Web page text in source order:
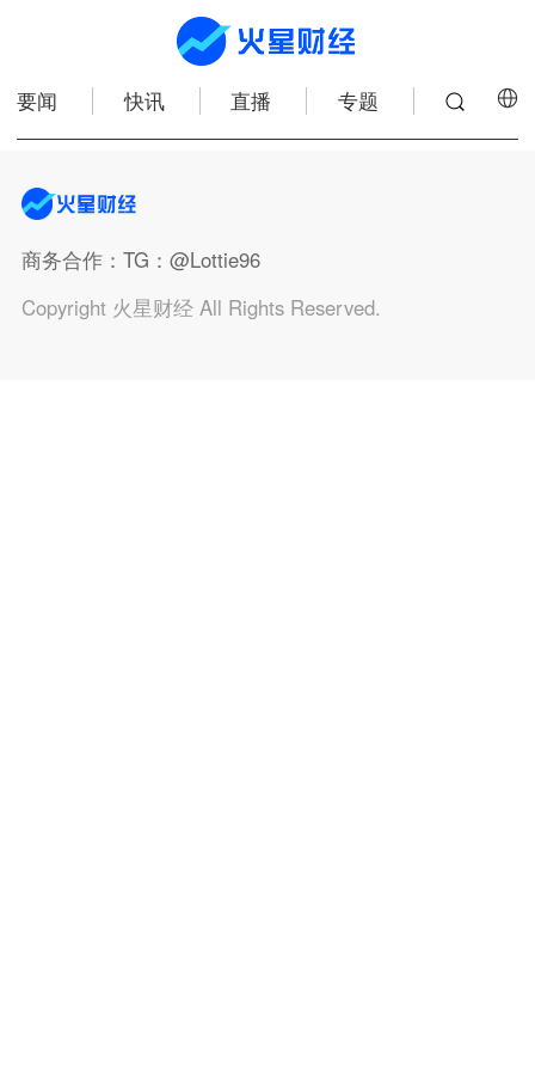
要闻 快讯 直播 专题
商务合作：TG：@Lottie96
Copyright 火星财经 All Rights Reserved.